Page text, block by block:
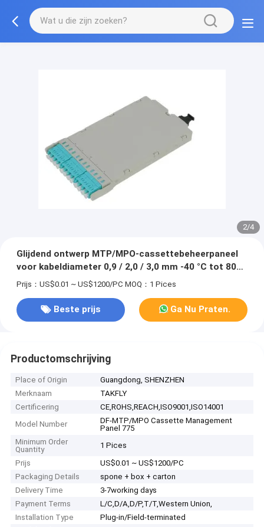
2/4
Glijdend ontwerp MTP/MPO-cassettebeheerpaneel
voor kabeldiameter 0,9 / 2,0 / 3,0 mm -40 °C tot 80
°C Temperatuurbereik
Prijs：US$0.01 ~ US$1200/PC MOQ：1 Pices
Beste prijs Ga Nu Praten.
Productomschrijving
Place of Origin
Guangdong, SHENZHEN
Merknaam
TAKFLY
Certificering
CE,ROHS,REACH,ISO9001,ISO14001
Model Number
DF-MTP/MPO Cassette Management
Panel 775
Minimum Order
Quantity
1 Pices
Prijs
US$0.01 ~ US$1200/PC
Packaging Details
spone + box + carton
Delivery Time
3-7working days
Payment Terms
L/C,D/A,D/P,T/T,Western Union,
Installation Type
Plug-in/Field-terminated